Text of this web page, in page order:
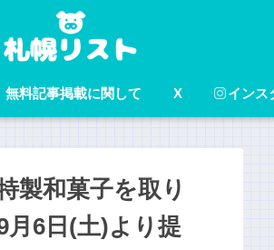
無料記事掲載に関して X インス
製和菓子を取り
6日(土)より提